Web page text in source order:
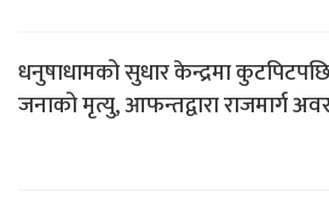
धनुषाधामको सुधार केन्द्रमा
जनाको मृत्यु, आफन्तद्वारा राजमार्ग